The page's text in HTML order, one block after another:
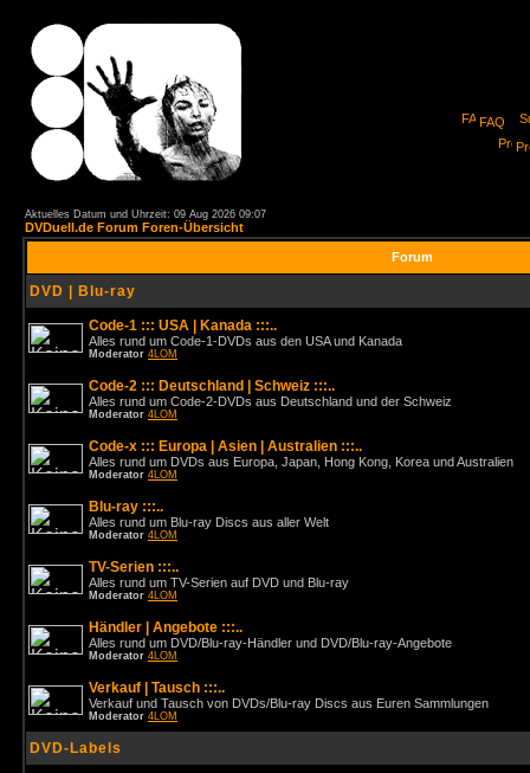
FAQ
Aktuelles Datum und Uhrzeit: 09 Aug 2026 09:07
DVDuell.de Forum Foren-Übersicht
Forum
DVD | Blu-ray
Code-1 ::: USA | Kanada :::..
Alles rund um Code-1-DVDs aus den USA und Kanada
Moderator 4LOM
Code-2 ::: Deutschland | Schweiz :::..
Alles rund um Code-2-DVDs aus Deutschland und der Schweiz
Moderator 4LOM
Code-x ::: Europa | Asien | Australien :::..
Alles rund um DVDs aus Europa, Japan, Hong Kong, Korea und Australien
Moderator 4LOM
Blu-ray :::..
Alles rund um Blu-ray Discs aus aller Welt
Moderator 4LOM
TV-Serien :::..
Alles rund um TV-Serien auf DVD und Blu-ray
Moderator 4LOM
Händler | Angebote :::..
Alles rund um DVD/Blu-ray-Händler und DVD/Blu-ray-Angebote
Moderator 4LOM
Verkauf | Tausch :::..
Verkauf und Tausch von DVDs/Blu-ray Discs aus Euren Sammlungen
Moderator 4LOM
DVD-Labels